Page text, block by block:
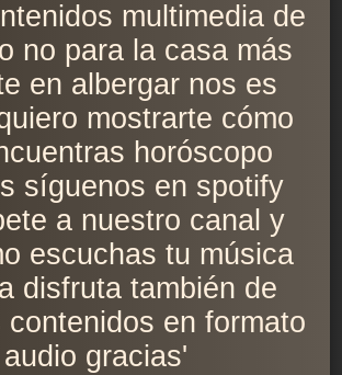
multimedia de
no para la casa más
en albergar nos es
mostrarte cómo
horóscopo
síguenos en spotify
a nuestro canal y
escuchas tu música
disfruta también de
contenidos en formato
audio gracias'